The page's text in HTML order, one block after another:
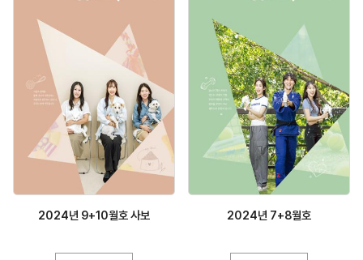
2024년 9+10월호 사보 2024년 7+8월호